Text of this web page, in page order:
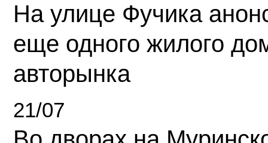
На улице Фучика
еще одного жилого
авторынка
21/07